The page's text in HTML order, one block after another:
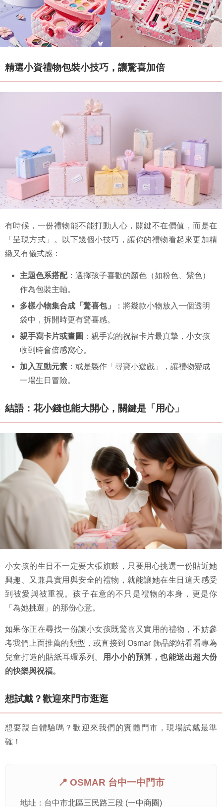
精選小資禮物包裝小技巧，讓驚喜加倍
有時候，一份禮物能不能打動人心，關鍵不在價值，而是在
「呈現方式」。以下幾個小技巧，讓你的禮物看起來更加精
緻又有儀式感：
主題色系搭配：選擇孩子喜歡的顏色（如粉色、紫色）
作為包裝主軸。
多樣小物集合成「驚喜包」
：將幾款小物放入一個透明
袋中，拆開時更有驚喜感。
親手寫卡片或畫圖 ：親手寫的祝福卡片最真摯，小女孩
收到時會倍感窩心。
加入互動元素 ：或是製作「尋寶小遊戲」，讓禮物變成
一場生日冒險。
結語：花小錢也能大開心，關鍵是「用心」
小女孩的生日不一定要大張旗鼓，只要用心挑選一份貼近她
興趣、又兼具實用與安全的禮物，就能讓她在生日這天感受
到被愛與被重視。孩子在意的不只是禮物的本身，更是你
「為她挑選」的那份心意。
如果你正在尋找一份讓小女孩既驚喜又實用的禮物，不妨參
考我們上面推薦的類型，或直接到 Osmar 飾品網站看看專為
兒童打造的貼紙耳環系列。
用小小的預算，也能送出超大份
的快樂與祝福。
想試戴？歡迎來門市逛逛
想要親自體驗嗎？歡迎來我們的實體門市，現場試戴最準
確！
📍 OSMAR 台中一中門市
地址：台中市北區三民路三段 (一中商圈)